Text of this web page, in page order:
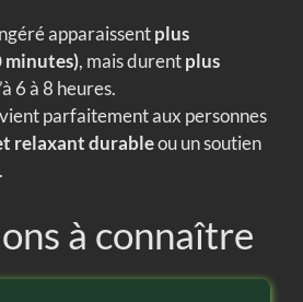
apparaissentplus
minutes), mais durentplus
6 à 8 heures.
parfaitement aux personnes
relaxant durableou un soutien
.
à connaître